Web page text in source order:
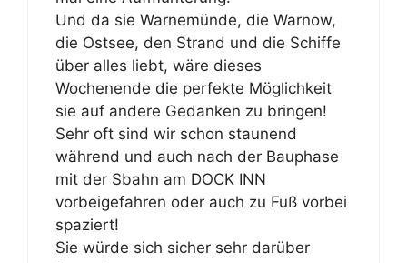
Und da sie Warnemünde, die Warnow,
die Ostsee, den Strand und die Schiffe
über alles liebt, wäre dieses
Wochenende die perfekte Möglichkeit
sie auf andere Gedanken zu bringen!
Sehr oft sind wir schon staunend
während und auch nach der Bauphase
mit der Sbahn am DOCK INN
vorbeigefahren oder auch zu Fuß vorbei
spaziert!
Sie würde sich sicher sehr darüber